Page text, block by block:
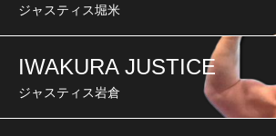
ジャスティス堀米
IWAKURA JUSTICE
ジャスティス岩倉